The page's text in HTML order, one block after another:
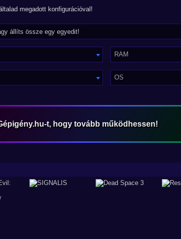
megadott konfigurációval!
RAM
OS
t, hogy tovább működhessen!